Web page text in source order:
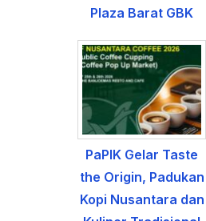
Plaza Barat GBK
PaPIK Gelar Taste
the Origin, Padukan
Kopi Nusantara dan